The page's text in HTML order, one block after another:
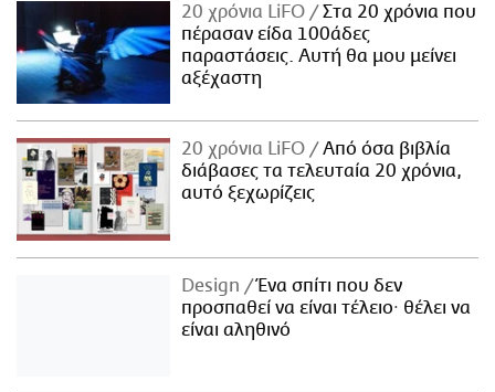
20 χρόνια LiFO
Στα 20 χρόνια που
πέρασαν είδα 100άδες
παραστάσεις. Αυτή θα μου μείνει
αξέχαστη
20 χρόνια LiFO
Από όσα βιβλία
διάβασες τα τελευταία 20 χρόνια,
αυτό ξεχωρίζεις
Design
Ένα σπίτι που δεν
προσπαθεί να είναι τέλειο· θέλει να
είναι αληθινό